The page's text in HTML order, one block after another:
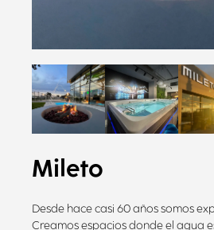
Mileto
Desde hace casi 60 años somos
Creamos espacios donde el agua